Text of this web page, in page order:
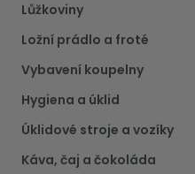
Lůžkoviny
Ložní prádlo a froté
Vybavení koupelny
Hygiena a úklid
Úklidové stroje a vozíky
Káva, čaj a čokoláda